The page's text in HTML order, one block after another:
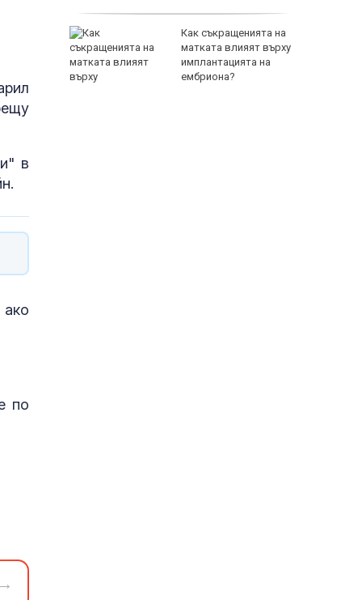
в
по
Как съкращенията на
матката влияят върху
имплантацията на
ембриона?